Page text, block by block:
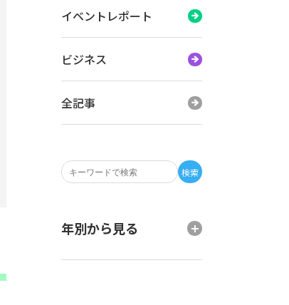
検索
イベントレポート
ビジネス
全記事
年別から見る